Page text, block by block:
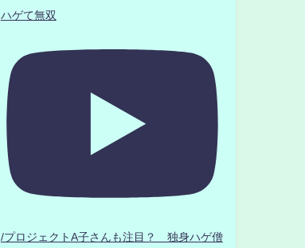
ハゲて無双
/プロジェクトA子さんも注目？ 独身ハゲ僧